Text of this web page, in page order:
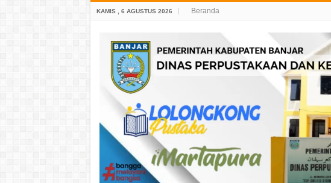
KAMIS , 6 AGUSTUS 2026 Beranda